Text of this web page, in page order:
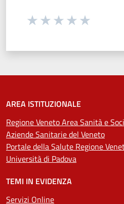
Seleziona una
AREA ISTITUZIONALE
Regione Veneto Area Sanità e
Aziende Sanitarie del Veneto
Portale della Salute Regione
Università di Padova
TEMI IN EVIDENZA
Servizi Online